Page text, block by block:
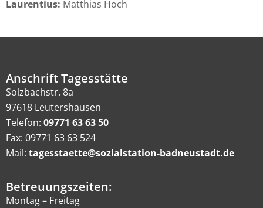
Laurentius: Matthias Hoch
Anschrift Tagesstätte
Solzbachstr. 8a
97618 Leutershausen
Telefon: 09771 63 63 50
Fax: 09771 63 63 524
Mail: tagesstaette@sozialstation-badneustadt.de
Betreuungszeiten:
Montag – Freitag